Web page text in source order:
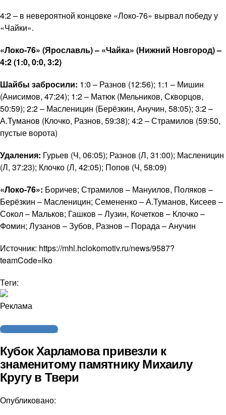
4:2 – в невероятной концовке «Локо-76» вырвал победу у
«Чайки».
«Локо-76» (Ярославль) – «Чайка» (Нижний Новгород) –
4:2 (1:0, 0:0, 3:2)
Шайбы забросили: 1:0 – Разнов (12:56); 1:1 – Мишин
(Анисимов, 47:24); 1:2 – Матюк (Мельников, Скворцов,
50:59); 2:2 – Масленицин (Берёзкин, Анучин, 58:05); 3:2 –
А.Туманов (Клочко, Разнов, 59:38); 4:2 – Страмилов (59:50,
пустые ворота)
Удаления: Гурьев (Ч, 06:05); Разнов (Л, 31:00); Масленицин
(Л, 37:23); Клочко (Л, 42:05); Попов (Ч, 58:09)
«Локо-76»: Боричев; Страмилов – Мануилов, Поляков –
Берёзкин – Масленицин; Семененко – А.Туманов, Кисеев –
Сокол – Мальков; Гашков – Лузин, Кочетков – Клочко –
Фомин; Лузанов – Зубов, Разнов – Порада – Анучин
Источник: https://mhl.hclokomotiv.ru/news/9587?
teamCode=lko
Теги:
Реклама
Молодежный хоккей
Кубок Харламова привезли к
знаменитому памятнику Михаилу
Кругу в Твери
Опубликовано: